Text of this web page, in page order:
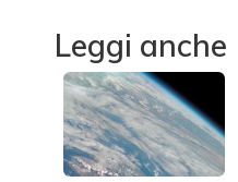
Leggi anche